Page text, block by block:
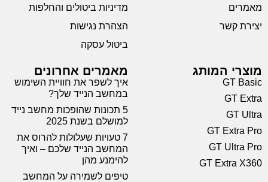
מאמרים
יצירת קשר
מדיניות ביטולים והחלפות
הצהרת נגישות
ביטול עסקה
מוצרי המותג
GT Basic
GT Extra
GT Ultra
GT Extra Pro
GT Ultra Pro
GT Extra X360
מאמרים אחרונים
איך לשפר את חוויית השימוש
במחשב הנייד שלך?
5 תכונות שהופכות מחשב נייד
למושלם בשנת 2025
7 טעויות שעלולות להרוס את
המחשב הנייד שלכם – ואיך
להימנע מהן
טיפים לשמירה על המחשב